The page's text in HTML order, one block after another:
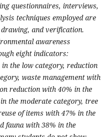
questionnaires, interviews,
techniques employed are
and verification.
awareness
eight indicators:
the low category, reduction
waste management with
reduction with 40% in the
the moderate category, tree
of items with 47% in the
fauna with 38% in the